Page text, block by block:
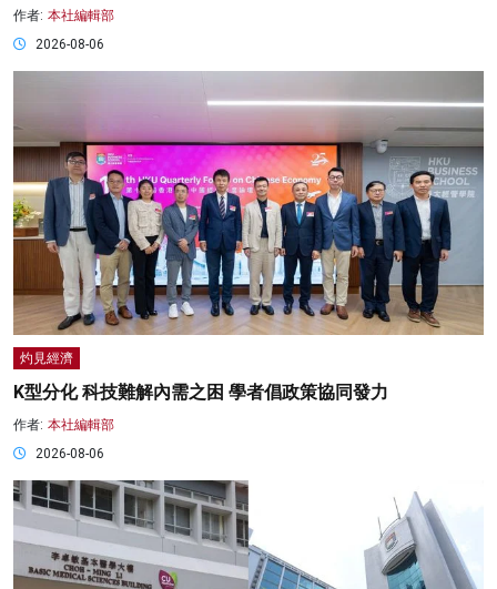
作者: 本社編輯部
2026-08-06
灼見經濟
K型分化 科技難解內需之困 學者倡政策協同發力
作者: 本社編輯部
2026-08-06